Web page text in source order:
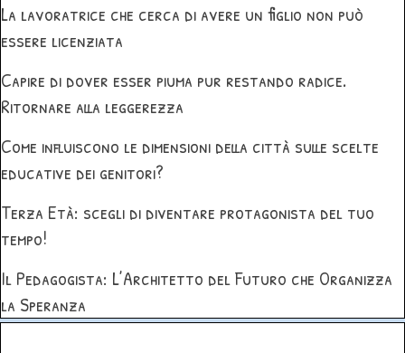
La lavoratrice che cerca di avere un figlio non può
essere licenziata
Capire di dover esser piuma pur restando radice.
Ritornare alla leggerezza
Come influiscono le dimensioni della città sulle scelte
educative dei genitori?
Terza Età: scegli di diventare protagonista del tuo
tempo!
Il Pedagogista: L’Architetto del Futuro che Organizza
la Speranza